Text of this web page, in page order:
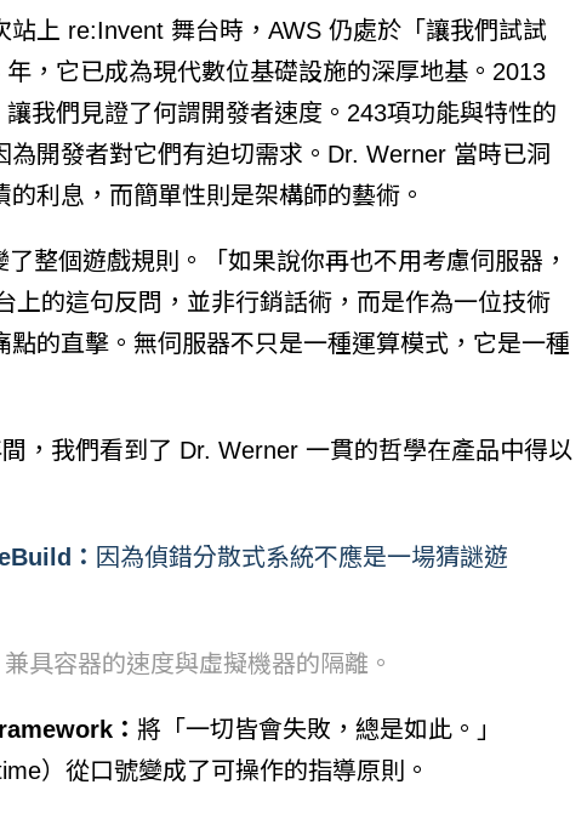
站上 re:Invent 舞台時，AWS 仍處於「讓我們試試
，它已成為現代數位基礎設施的深厚地基。2013
我們見證了何謂開發者速度。243項功能與特性的
開發者對它們有迫切需求。Dr. Werner 當時已洞
利息，而簡單性則是架構師的藝術。
整個遊戲規則。「如果說你再也不用考慮伺服器，
上的這句反問，並非行銷話術，而是作為一位技術
點的直擊。無伺服器不只是一種運算模式，它是一種
，我們看到了 Dr. Werner 一貫的哲學在產品中得以
： 因為偵錯分散式系統不應是一場猜謎遊
兼具容器的速度與虛擬機器的隔離。
： 將「一切皆會失敗，總是如此。」
）從口號變成了可操作的指導原則。